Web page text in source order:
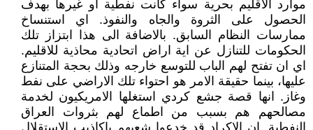
موارد الاقليم بحرية سواء كانت نفطية او غيرها بهدف
الحصول على الثروة والجاه والنفوذ. اي استنساخ
ممارسات النظام السابق. بالاضافة الى هذا ابتزاز تلك
الحكومات للتنازل عن اية اراض اتحادية محاذية للاقليم.
اي ان تفتح لهم الباب للتوسع خارجه وذلك بحجة المتنازع
عليها، بينما حقيقة الامر هو احتواء تلك الاراضي على نفط
وغاز. انها قصة جشع كردي استغلها الامريكيون لخدمة
مصالحهم هم بسبب من اطماع لهم بثروات العراق